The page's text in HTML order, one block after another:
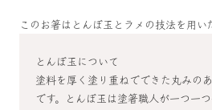
このお箸はとんぼ玉とラメの技法を用い
とんぼ玉について
塗料を厚く塗り重ねでできた丸みの
です。とんぼ玉は塗箸職人が一つ一